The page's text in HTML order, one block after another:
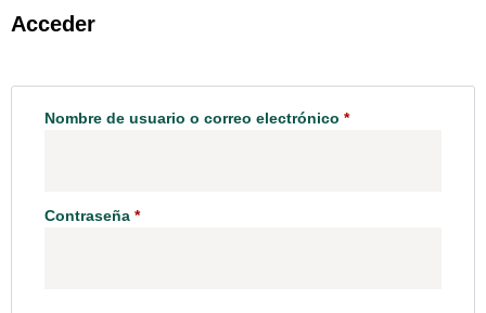
Acceder
Nombre de usuario o correo electrónico *
Contraseña *